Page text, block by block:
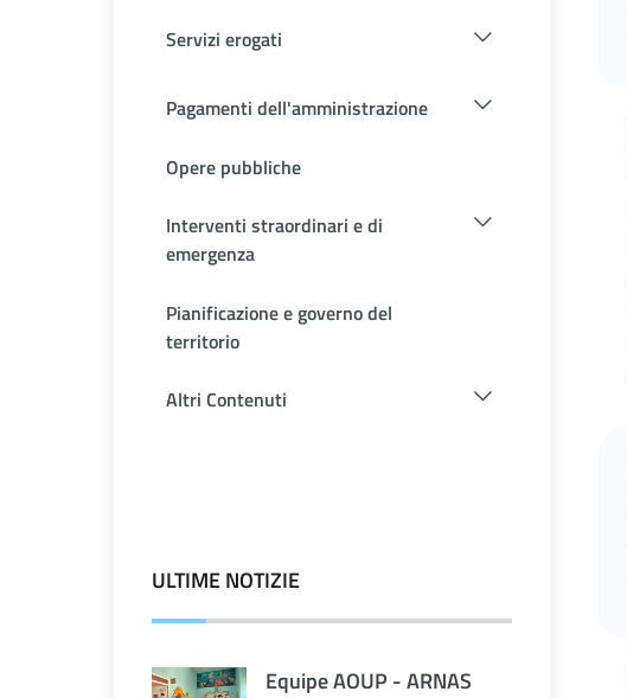
Servizi erogati
Pagamenti dell'amministrazione
Opere pubbliche
Interventi straordinari e di
emergenza
Pianificazione e governo del
territorio
Altri Contenuti
ULTIME NOTIZIE
Equipe AOUP - ARNAS